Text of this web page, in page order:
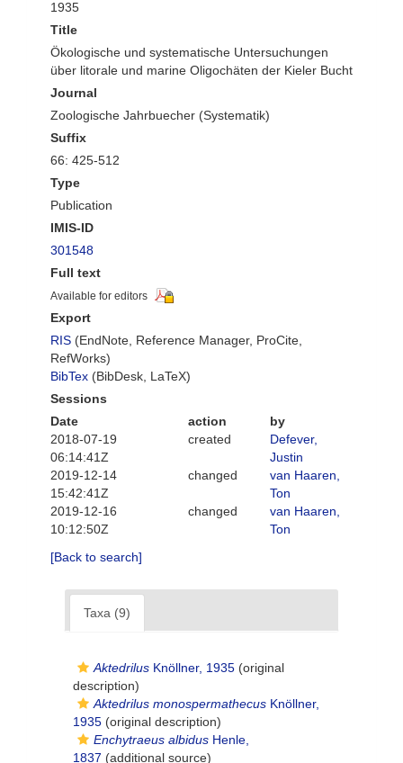
1935
Title
Ökologische und systematische Untersuchungen
über litorale und marine Oligochäten der Kieler Bucht
Journal
Zoologische Jahrbuecher (Systematik)
Suffix
66: 425-512
Type
Publication
IMIS-ID
301548
Full text
Available for editors
Export
RIS (EndNote, Reference Manager, ProCite,
RefWorks)
BibTex (BibDesk, LaTeX)
Sessions
Date
action
by
2018-07-19
06:14:41Z
created
Defever,
Justin
2019-12-14
15:42:41Z
changed
van Haaren,
Ton
2019-12-16
10:12:50Z
changed
van Haaren,
Ton
[Back to search]
Taxa (9)
Aktedrilus Knöllner, 1935 (original
description)
Aktedrilus monospermathecus Knöllner,
1935 (original description)
Enchytraeus albidus Henle,
1837 (additional source)